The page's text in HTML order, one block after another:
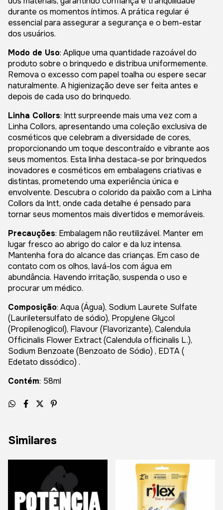
durante os momentos íntimos. A prática regular é
essencial para assegurar a segurança e o bem-estar
dos usuários.
Modo de Uso: Aplique uma quantidade razoável do
produto sobre o brinquedo e distribua uniformemente.
Remova o excesso com papel toalha ou espere secar
naturalmente. A higienização deve ser feita antes e
depois de cada uso do brinquedo.
Linha Collors: Intt surpreende mais uma vez com a
Linha Collors, apresentando uma coleção exclusiva de
cosméticos que celebram a diversidade de cores,
proporcionando um toque descontraído e vibrante aos
seus momentos. Esta linha destaca-se por brinquedos
inovadores e cosméticos em embalagens criativas e
distintas, prometendo uma experiência única e
envolvente. Descubra o colorido da paixão com a Linha
Collors da Intt, onde cada detalhe é pensado para
tornar seus momentos mais divertidos e memoráveis.
Precauções: Embalagem não reutilizável. Manter em
lugar fresco ao abrigo do calor e da luz intensa.
Mantenha fora do alcance das crianças. Em caso de
contato com os olhos, lavá-los com água em
abundância. Havendo irritação, suspenda o uso e
procurar um médico.
Composição: Aqua (Água), Sodium Laurete Sulfate
(Lauriletersulfato de sódio), Propylene Glycol
(Propilenoglicol), Flavour (Flavorizante), Calendula
Officinalis Flower Extract (Calendula officinalis L.),
Sodium Benzoate (Benzoato de Sódio) , EDTA (
Edetato dissódico) .
Contém: 58ml
Similares